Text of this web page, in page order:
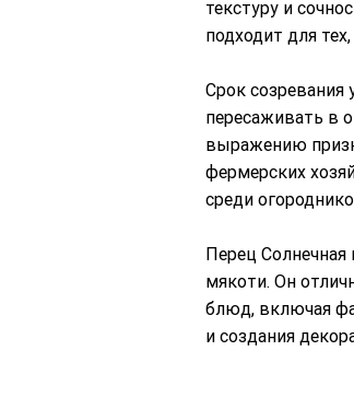
текстуру и
подходит для
Срок созревания
пересаживать в
выражению
фермерских
среди
Перец Солнечная
мякоти. Он
блюд, включая
и создания